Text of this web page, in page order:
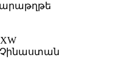
Չինաստան